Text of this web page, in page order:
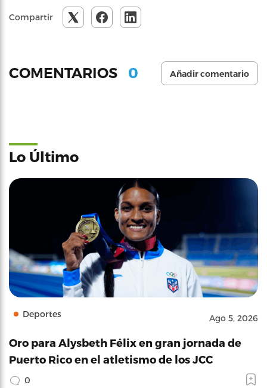
Compartir
COMENTARIOS 0 Añadir comentario
Lo Último
Deportes Ago 5, 2026
Oro para Alysbeth Félix en gran jornada de
Puerto Rico en el atletismo de los JCC
0